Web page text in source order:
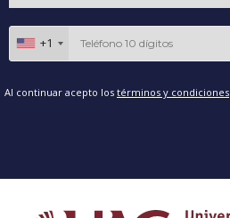
+1
Al continuar acepto los términos y condiciones